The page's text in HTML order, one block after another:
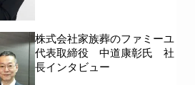
株式会社家族葬のファミーユ
代表取締役 中道康彰氏 社
長インタビュー